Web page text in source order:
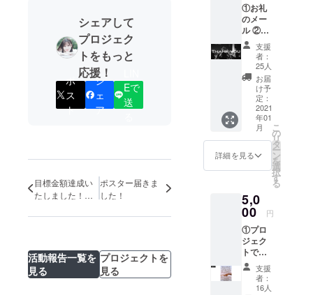
シェアして
プロジェク
トをもっと
応援！
ポ
ス
ト
シ
ェ
ア
Eで
送
目標金額達成い
たしました！皆
とうございま
ポスター届きま
した！
活動報告一覧を
見る
プロジェクトを
見る
①お礼
のメー
ル ②
メール
でのプ
ロジェ
クトの
ご報告
支援
者：
25人
お届
け予
定：
2021
年01
月
詳細を見る
こ
の
リ
タ
ー
ン
を
選
択
す
る
5,0
00 円
①プロ
ジェク
トで作
成した
ポス
ター
支援
者：
16人